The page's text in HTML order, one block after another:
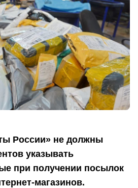
России» не должны
указывать
при получении посылок
магазинов.